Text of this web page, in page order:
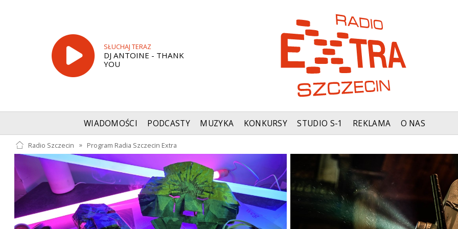
SŁUCHAJ TERAZ
DJ ANTOINE - THANK
YOU
WIADOMOŚCI PODCASTY MUZYKA KONKURSY STUDIO S-1 REKLAMA O NAS
Radio Szczecin » Program Radia Szczecin Extra